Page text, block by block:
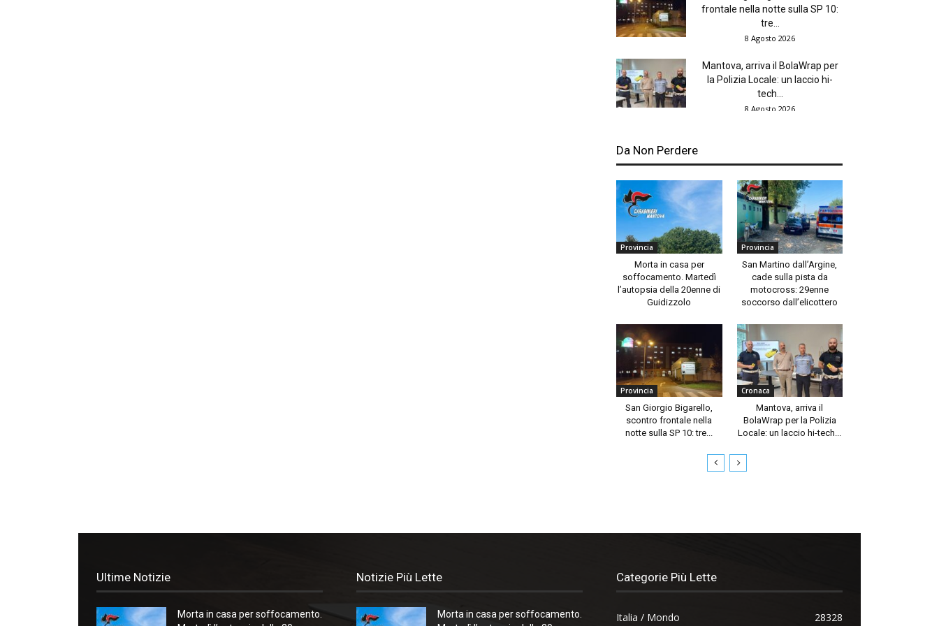
frontale nella notte sulla SP 10:
tre...
8 Agosto 2026
Mantova, arriva il BolaWrap per
la Polizia Locale: un laccio hi-
tech...
8 Agosto 2026
Da Non Perdere
Provincia
Morta in casa per
soffocamento. Martedì
l’autopsia della 20enne di
Guidizzolo
Provincia
San Martino dall’Argine,
cade sulla pista da
motocross: 29enne
soccorso dall’elicottero
Provincia
San Giorgio Bigarello,
scontro frontale nella
notte sulla SP 10: tre...
Cronaca
Mantova, arriva il
BolaWrap per la Polizia
Locale: un laccio hi-tech...
Ultime Notizie
Morta in casa per soffocamento.
Notizie Più Lette
Morta in casa per soffocamento.
Categorie Più Lette
Italia / Mondo 28328